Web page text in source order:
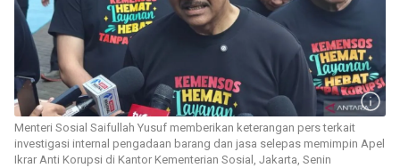
Menteri Sosial Saifullah Yusuf memberikan keterangan pers terkait
investigasi internal pengadaan barang dan jasa selepas memimpin Apel
Ikrar Anti Korupsi di Kantor Kementerian Sosial, Jakarta, Senin